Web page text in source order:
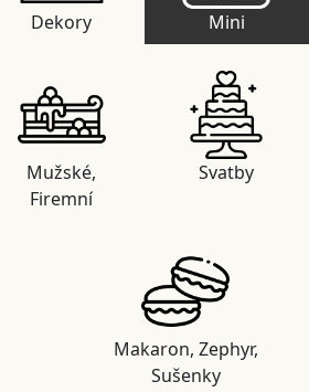
Dekory Mini
Mužské,
Firemní
Svatby
Makaron, Zephyr,
Sušenky